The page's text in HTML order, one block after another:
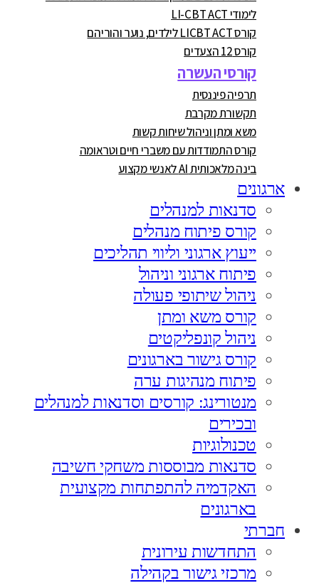
לימודי LI-CBT ACT
קורס LICBT ACT לילדים, נוער והוריהם
קורס 12 הצעדים
קורסי העשרה
תרפיה פיננסית
תקשורת מקרבת
משא ומתן וניהול שיחות קשות
קורס התמודדות עם משברי חיים וטראומה
בינה מלאכותית AI לאנשי מקצוע
ארגונים
סדנאות למנהלים
קורס פיתוח מנהלים
ייעוץ ארגוני וליווי תהליכים
פיתוח ארגוני וניהול
ניהול שיתופי פעולה
קורס משא ומתן
ניהול קונפליקטים
קורס גישור בארגונים
פיתוח מנהיגות ערה
מנטורינג: קורסים וסדנאות למנהלים
ובכירים
טכנולוגיות
סדנאות מבוססות משחקי חשיבה
האקדמיה להתפתחות מקצועית
בארגונים
חברתי
התחדשות עירונית
מרכזי גישור בקהילה